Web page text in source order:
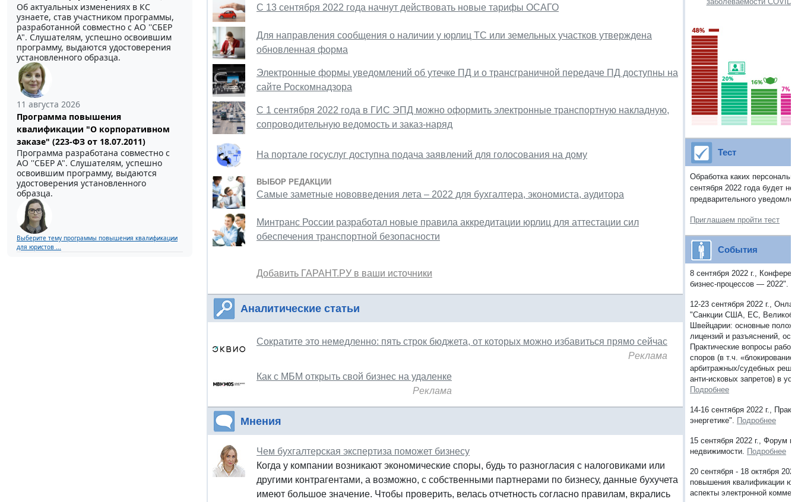
Об актуальных изменениях в КС
узнаете, став участником программы,
разработанной совместно с АО ''СБЕР
А". Слушателям, успешно освоившим
программу, выдаются удостоверения
установленного образца.
11 августа 2026
Программа повышения
квалификации "О корпоративном
заказе" (223-ФЗ от 18.07.2011)
Программа разработана совместно с
АО ''СБЕР А". Слушателям, успешно
освоившим программу, выдаются
удостоверения установленного
образца.
Выберите тему программы повышения квалификации
для юристов ...
С 13 сентября 2022 года начнут действовать новые тарифы ОСАГО
Для направления сообщения о наличии у юрлиц ТС или земельных участков утверждена
обновленная форма
Электронные формы уведомлений об утечке ПД и о трансграничной передаче ПД доступны на
сайте Роскомнадзора
С 1 сентября 2022 года в ГИС ЭПД можно оформить электронные транспортную накладную,
сопроводительную ведомость и заказ-наряд
На портале госуслуг доступна подача заявлений для голосования на дому
ВЫБОР РЕДАКЦИИ
Самые заметные нововведения лета – 2022 для бухгалтера, экономиста, аудитора
Минтранс России разработал новые правила аккредитации юрлиц для аттестации сил
обеспечения транспортной безопасности
Добавить ГАРАНТ.РУ в ваши источники
Аналитические статьи
Сократите это немедленно: пять строк бюджета, от которых можно избавиться прямо сейчас
Реклама
Как с МБМ открыть свой бизнес на удаленке
Реклама
Мнения
Чем бухгалтерская экспертиза поможет бизнесу
Когда у компании возникают экономические споры, будь то разногласия с налоговиками или
другими контрагентами, а возможно, с собственными партнерами по бизнесу, данные бухучета
имеют большое значение. Чтобы проверить, велась отчетность согласно правилам, вкрались
Тест
Обработка каких
сентября 2022 года будет
предварительного
Приглашаем пройти тест
События
8 сентября 2022 г.,
бизнес-процессов — 2022".
12-23 сентября 2022 г.,
"Санкции США, ЕС,
Швейцарии: основные
лицензий и разъяснений,
Практические вопросы
споров (в т.ч.
арбитражных/судебных
анти-исковых запретов) в
Подробнее
14-16 сентября 2022 г.,
энергетике". Подробнее
15 сентября 2022 г., Форум
недвижимости. Подробнее
20 сентября - 18 октября
повышения квалификации
аспекты электронной